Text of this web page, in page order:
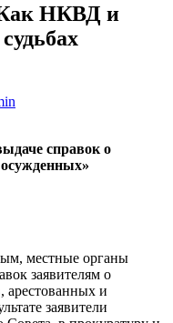
НКВД и
справок о
местные органы
заявителям о
арестованных и
заявители